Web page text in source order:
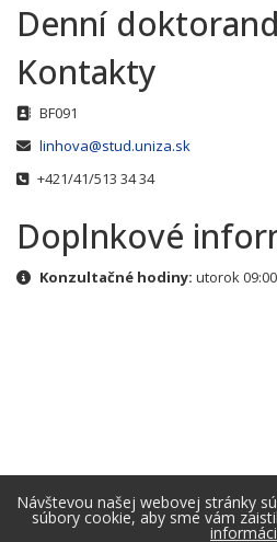
Denní
Kontakty
Adresa
BF091
E-mail
linhova@stud.uniza.sk
Telefónne číslo
+421/41/513 34 34
Doplnkové
Doplnkové informácie
Konzultačné hodiny: utorok
Návštevou našej webovej stránky
súbory cookie, aby sme vám